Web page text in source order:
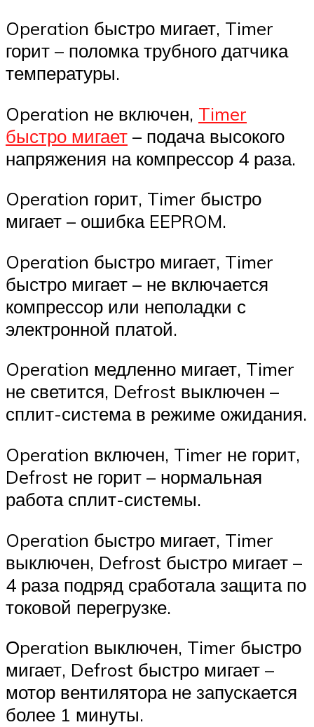
Operation быстро мигает, Timer
горит – поломка трубного датчика
температуры.
Operation не включен, Timer
быстро мигает – подача высокого
напряжения на компрессор 4 раза.
Operation горит, Timer быстро
мигает – ошибка EEPROM.
Operation быстро мигает, Timer
быстро мигает – не включается
компрессор или неполадки с
электронной платой.
Operation медленно мигает, Timer
не светится, Defrost выключен –
сплит-система в режиме ожидания.
Operation включен, Timer не горит,
Defrost не горит – нормальная
работа сплит-системы.
Operation быстро мигает, Timer
выключен, Defrost быстро мигает –
4 раза подряд сработала защита по
токовой перегрузке.
Оperation выключен, Timer быстро
мигает, Defrost быстро мигает –
мотор вентилятора не запускается
более 1 минуты.